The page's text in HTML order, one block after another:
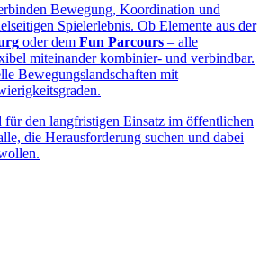
Bewegung, Koordination und
Spielerlebnis. Ob Elemente aus der
oder dem Fun Parcours – alle
miteinander kombinier- und verbindbar.
Bewegungslandschaften mit
für den langfristigen Einsatz im öffentlichen
die Herausforderung suchen und dabei